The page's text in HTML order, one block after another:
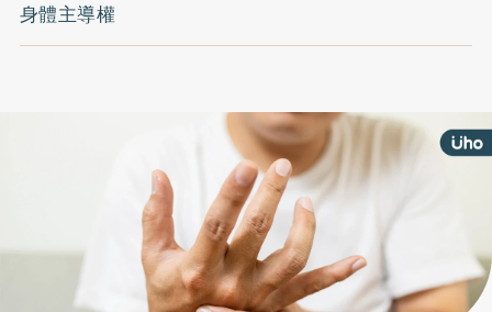
身體主導權